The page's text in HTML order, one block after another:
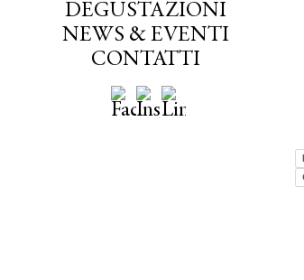
DEGUSTAZIONI
NEWS & EVENTI
CONTATTI